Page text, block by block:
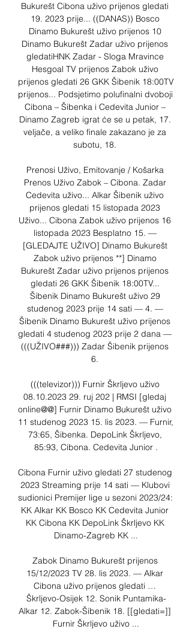
Bukurešt Cibona uživo prijenos gledati
19. 2023 prije... ((DANAS)) Bosco
Dinamo Bukurešt uživo prijenos 10
Dinamo Bukurešt Zadar uživo prijenos
gledatiHNK Zadar - Sloga Mravince
Hesgoal TV prijenos Zabok uživo
prijenos gledati 26 GKK Šibenik 18:00TV
prijenos... Podsjetimo polufinalni dvoboji
Cibona – Šibenka i Cedevita Junior –
Dinamo Zagreb igrat će se u petak, 17.
veljače, a veliko finale zakazano je za
subotu, 18.
Prenosi Uživo, Emitovanje / Košarka
Prenos Uživo Zabok – Cibona. Zadar
Cedevita uživo... Alkar Šibenik uživo
prijenos gledati 15 listopada 2023
Uživo... Cibona Zabok uživo prijenos 16
listopada 2023 Besplatno 15. —
[GLEDAJTE UŽIVO] Dinamo Bukurešt
Zabok uživo prijenos **] Dinamo
Bukurešt Zadar uživo prijenos prijenos
gledati 26 GKK Šibenik 18:00TV...
Šibenik Dinamo Bukurešt uživo 29
studenog 2023 prije 14 sati — 4. —
Šibenik Dinamo Bukurešt uživo prijenos
gledati 4 studenog 2023 prije 2 dana —
(((UŽIVO###))) Zadar Šibenik prijenos
6.
(((televizor))) Furnir Škrljevo uživo
08.10.2023 29. ruj 202 | RMSI [gledaj
online@@] Furnir Dinamo Bukurešt uživo
11 studenog 2023 15. lis 2023. — Furnir,
73:65, Šibenka. DepoLink Škrljevo,
85:93, Cibona. Cedevita Junior .
Cibona Furnir uživo gledati 27 studenog
2023 Streaming prije 14 sati — Klubovi
sudionici Premijer lige u sezoni 2023/24:
KK Alkar KK Bosco KK Cedevita Junior
KK Cibona KK DepoLink Škrljevo KK
Dinamo-Zagreb KK ...
Zabok Dinamo Bukurešt prijenos
15/12/2023 TV 28. lis 2023. — Alkar
Cibona uživo prijenos gledati …
Škrljevo-Osijek 12. Sonik Puntamika-
Alkar 12. Zabok-Šibenik 18. [[gledati=]]
Furnir Škrljevo uživo ...